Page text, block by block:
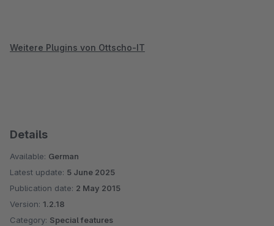
Weitere Plugins von Ottscho-IT
Details
Available: German
Latest update: 5 June 2025
Publication date: 2 May 2015
Version: 1.2.18
Category: Special features